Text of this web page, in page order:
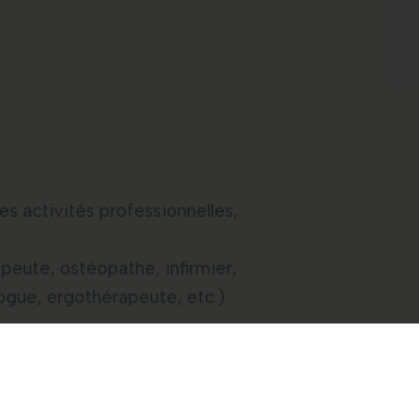
activités professionnelles,
ostéopathe, infirmier,
ergothérapeute, etc.).